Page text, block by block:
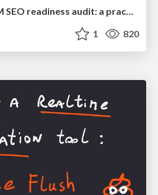
How to build an LLM SEO readiness audit: a practical framework
1 820